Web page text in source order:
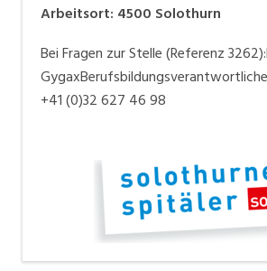
Arbeitsort: 4500 Solothurn
Bei Fragen zur Stelle (Referenz
GygaxBerufsbildungsverantwortliche
+41 (0)32 627 46 98